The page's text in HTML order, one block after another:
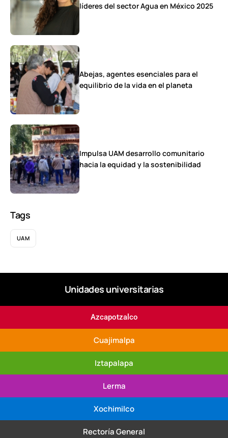
líderes del sector Agua en México 2025
Abejas, agentes esenciales para el
equilibrio de la vida en el planeta
Impulsa UAM desarrollo comunitario
hacia la equidad y la sostenibilidad
Tags
UAM
Unidades universitarias
Azcapotzalco
Cuajimalpa
Iztapalapa
Lerma
Xochimilco
Rectoría General